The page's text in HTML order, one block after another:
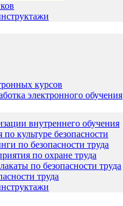
курсов
электронного обучения
внутреннего обучения
по культуре безопасности
по безопасности труда
по охране труда
по безопасности труда
труда